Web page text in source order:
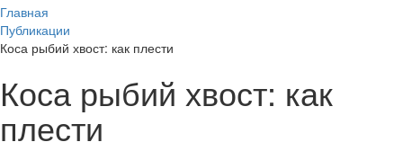
Главная
Публикации
Коса рыбий хвост: как плести
Коса рыбий хвост: как
плести